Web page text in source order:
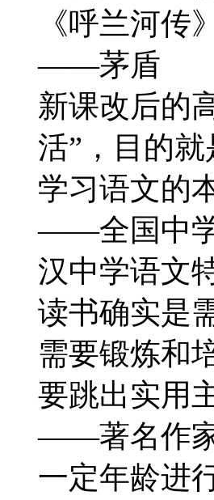
《呼兰河传
——茅盾
新课改后的
活”，目的
学习语文的
——全国中学
汉中学语文
读书确实是
需要锻炼和
要跳出实用
——著名作
一定年龄进